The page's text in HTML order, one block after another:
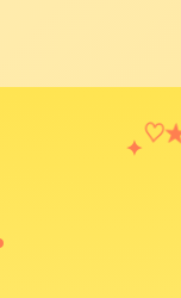
✦ ♡